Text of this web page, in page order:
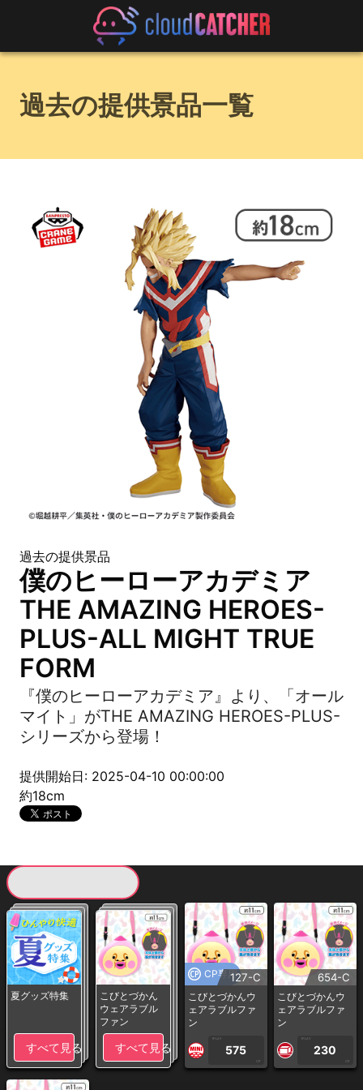
過去の提供景品一覧
過去の提供景品
僕のヒーローアカデミア
THE AMAZING HEROES-
PLUS-ALL MIGHT TRUE
FORM
『僕のヒーローアカデミア』より、「オール
マイト」がTHE AMAZING HEROES-PLUS-
シリーズから登場！
提供開始日: 2025-04-10 00:00:00
約18cm
夏グッズ特集
すべて見る
こびとづかん
ウェアラブル
ファン
すべて見る
CP専用127-C
こびとづかんウ
ェアラブルファ
ン
1PLAY
575
CP
654-C
こびとづかんウ
ェアラブルファ
ン
1PLAY
230
CP